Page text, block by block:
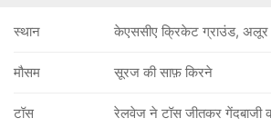
स्थान केएससीए क्रिकेट ग्राउंड, अलूर
मौसम सूरज की साफ़ किरने
टॉस रेलवेज ने टॉस जीतकर गेंदबाजी